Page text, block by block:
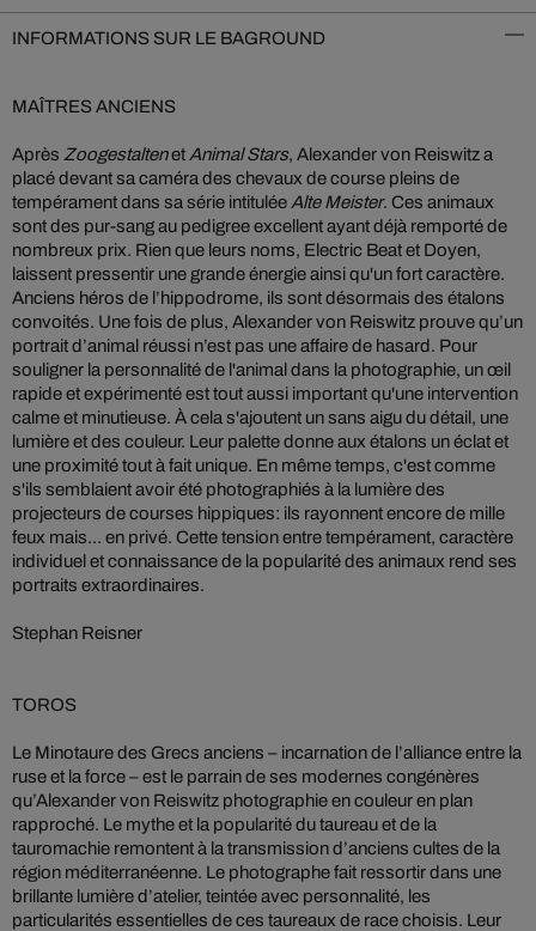
INFORMATIONS SUR LE BAGROUND
MAÎTRES ANCIENS
Après Zoogestaltenet Animal Stars, Alexander von Reiswitz a
placé devant sa caméra des chevaux de course pleins de
tempérament dans sa série intitulée Alte Meister. Ces animaux
sont des pur-sang au pedigree excellent ayant déjà remporté de
nombreux prix. Rien que leurs noms, Electric Beat et Doyen,
laissent pressentir une grande énergie ainsi qu'un fort caractère.
Anciens héros de l’hippodrome, ils sont désormais des étalons
convoités. Une fois de plus, Alexander von Reiswitz prouve qu’un
portrait d’animal réussi n’est pas une affaire de hasard. Pour
souligner la personnalité de l'animal dans la photographie, un œil
rapide et expérimenté est tout aussi important qu'une intervention
calme et minutieuse. À cela s'ajoutent un sans aigu du détail, une
lumière et des couleur. Leur palette donne aux étalons un éclat et
une proximité tout à fait unique. En même temps, c'est comme
s'ils semblaient avoir été photographiés à la lumière des
projecteurs de courses hippiques: ils rayonnent encore de mille
feux mais... en privé. Cette tension entre tempérament, caractère
individuel et connaissance de la popularité des animaux rend ses
portraits extraordinaires.
Stephan Reisner
TOROS
Le Minotaure des Grecs anciens – incarnation de l’alliance entre la
ruse et la force – est le parrain de ses modernes congénères
qu’Alexander von Reiswitz photographie en couleur en plan
rapproché. Le mythe et la popularité du taureau et de la
tauromachie remontent à la transmission d’anciens cultes de la
région méditerranéenne. Le photographe fait ressortir dans une
brillante lumière d’atelier, teintée avec personnalité, les
particularités essentielles de ces taureaux de race choisis. Leur